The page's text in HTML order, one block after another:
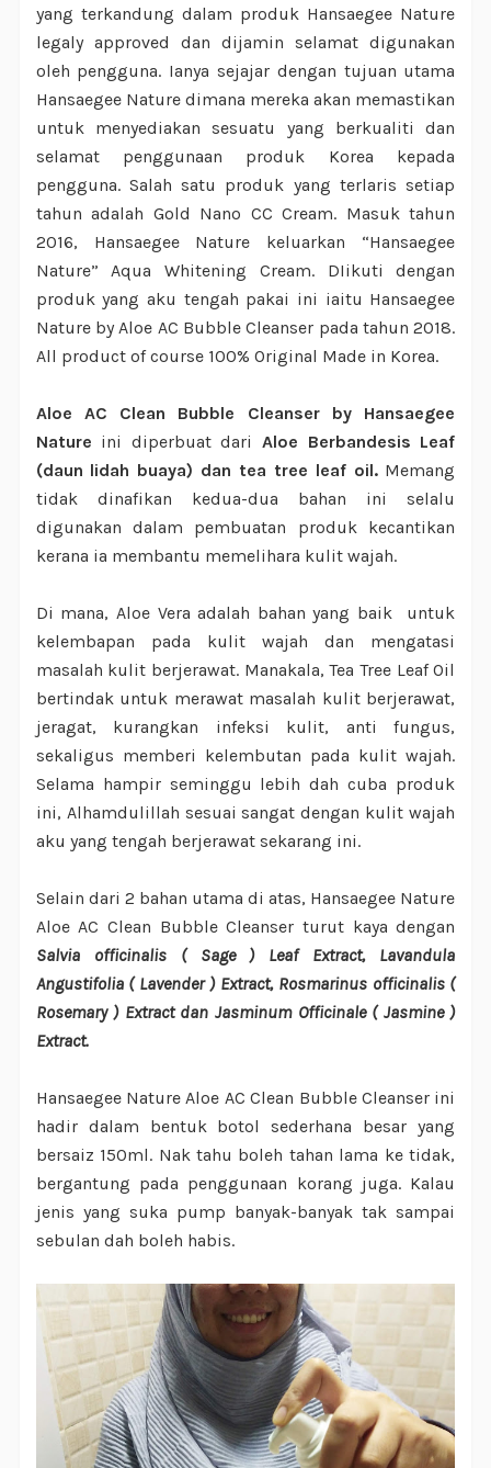
yang terkandung dalam produk Hansaegee Nature
legaly approved dan dijamin selamat digunakan
oleh pengguna. Ianya sejajar dengan tujuan utama
Hansaegee Nature dimana mereka akan memastikan
untuk menyediakan sesuatu yang berkualiti dan
selamat penggunaan produk Korea kepada
pengguna. Salah satu produk yang terlaris setiap
tahun adalah Gold Nano CC Cream. Masuk tahun
2016, Hansaegee Nature keluarkan “Hansaegee
Nature” Aqua Whitening Cream. DIikuti dengan
produk yang aku tengah pakai ini iaitu Hansaegee
Nature by Aloe AC Bubble Cleanser pada tahun 2018.
All product of course 100% Original Made in Korea.
Aloe AC Clean Bubble Cleanser by Hansaegee
Nature ini diperbuat dariAloe Berbandesis Leaf
(daun lidah buaya) dan tea tree leaf oil.Memang
tidak dinafikan kedua-dua bahan ini selalu
digunakan dalam pembuatan produk kecantikan
kerana ia membantu memelihara kulit wajah.
Di mana, Aloe Vera adalah bahan yang baik untuk
kelembapan pada kulit wajah dan mengatasi
masalah kulit berjerawat. Manakala, Tea Tree Leaf Oil
bertindak untuk merawat masalah kulit berjerawat,
jeragat, kurangkan infeksi kulit, anti fungus,
sekaligus memberi kelembutan pada kulit wajah.
Selama hampir seminggu lebih dah cuba produk
ini, Alhamdulillah sesuai sangat dengan kulit wajah
aku yang tengah berjerawat sekarang ini.
Selain dari 2 bahan utama di atas, Hansaegee Nature
Aloe AC Clean Bubble Cleanser turut kaya dengan
Salvia officinalis ( Sage ) Leaf Extract, Lavandula
Angustifolia ( Lavender ) Extract, Rosmarinus officinalis (
Rosemary ) Extract dan Jasminum Officinale ( Jasmine )
Extract.
Hansaegee Nature Aloe AC Clean Bubble Cleanser ini
hadir dalam bentuk botol sederhana besar yang
bersaiz 150ml. Nak tahu boleh tahan lama ke tidak,
bergantung pada penggunaan korang juga. Kalau
jenis yang suka pump banyak-banyak tak sampai
sebulan dah boleh habis.